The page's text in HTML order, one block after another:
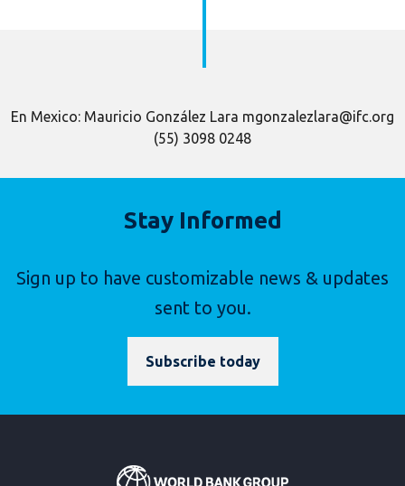
En Mexico: Mauricio González Lara mgonzalezlara@ifc.org
(55) 3098 0248
Stay Informed
Sign up to have customizable news & updates
sent to you.
Subscribe today